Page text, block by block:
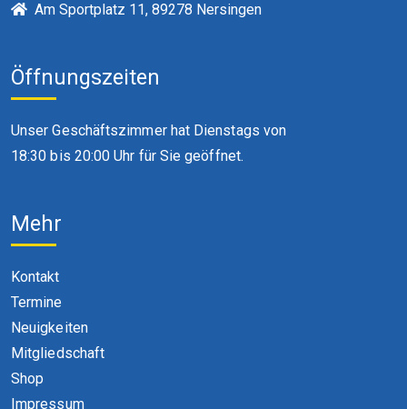
Am Sportplatz 11, 89278 Nersingen
Öffnungszeiten
Unser Geschäftszimmer hat Dienstags von
18:30 bis 20:00 Uhr für Sie geöffnet.
Mehr
Kontakt
Termine
Neuigkeiten
Mitgliedschaft
Shop
Impressum